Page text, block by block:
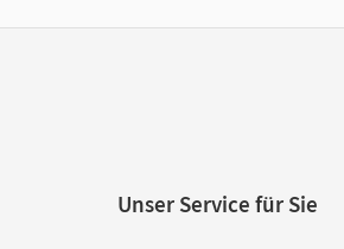
Unser Service für Sie